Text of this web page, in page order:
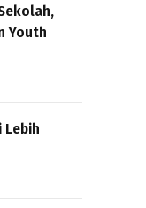
Youth
Lebih